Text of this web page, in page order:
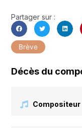
Partager sur :
Brève
Décès du
Compositeur